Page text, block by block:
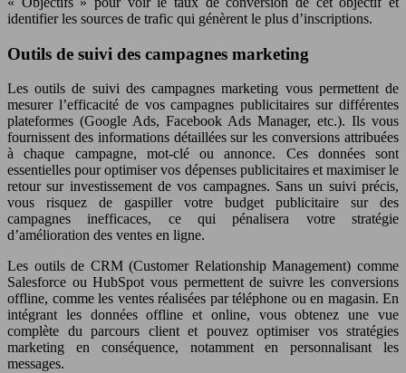
identifier les sources de trafic qui génèrent le plus d’inscriptions.
Outils de suivi des campagnes marketing
Les outils de suivi des campagnes marketing vous permettent de
mesurer l’efficacité de vos campagnes publicitaires sur différentes
plateformes (Google Ads, Facebook Ads Manager, etc.). Ils vous
fournissent des informations détaillées sur les conversions attribuées
à chaque campagne, mot-clé ou annonce. Ces données sont
essentielles pour optimiser vos dépenses publicitaires et maximiser le
retour sur investissement de vos campagnes. Sans un suivi précis,
vous risquez de gaspiller votre budget publicitaire sur des
campagnes inefficaces, ce qui pénalisera votre stratégie
d’amélioration des ventes en ligne.
Les outils de CRM (Customer Relationship Management) comme
Salesforce ou HubSpot vous permettent de suivre les conversions
offline, comme les ventes réalisées par téléphone ou en magasin. En
intégrant les données offline et online, vous obtenez une vue
complète du parcours client et pouvez optimiser vos stratégies
marketing en conséquence, notamment en personnalisant les
messages.